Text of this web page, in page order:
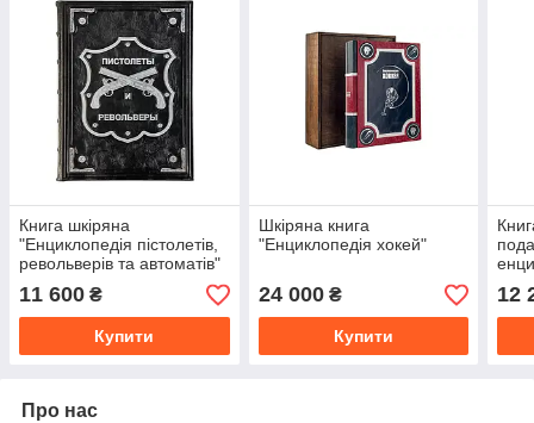
Книга шкіряна
"Енциклопедія пістолетів,
револьверів та автоматів"
11 600 ₴
Купити
Шкіряна книга
"Енциклопедія хокей"
24 000₴
Купити
12
Про нас